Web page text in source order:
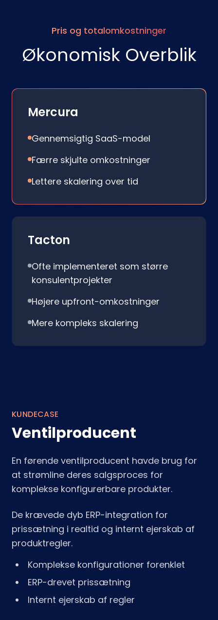
Pris og totalomkostninger
Økonomisk Overblik
Mercura
Gennemsigtig SaaS-model
Færre skjulte omkostninger
Lettere skalering over tid
Tacton
Ofte implementeret som større
konsulentprojekter
Højere upfront-omkostninger
Mere kompleks skalering
KUNDECASE
Ventilproducent
En førende ventilproducent havde brug for
at strømline deres salgsproces for
komplekse konfigurerbare produkter.
De krævede dyb ERP-integration for
prissætning i realtid og internt ejerskab af
produktregler.
Komplekse konfigurationer forenklet
ERP-drevet prissætning
Internt ejerskab af regler